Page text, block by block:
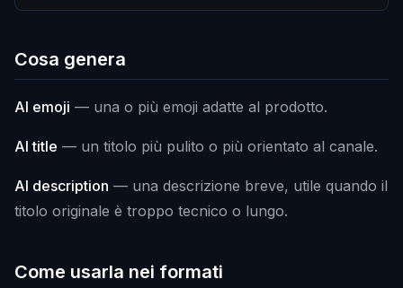
Cosa genera
AI emoji — una o più emoji adatte al prodotto.
AI title — un titolo più pulito o più orientato al canale.
AI description — una descrizione breve, utile quando il
titolo originale è troppo tecnico o lungo.
Come usarla nei formati